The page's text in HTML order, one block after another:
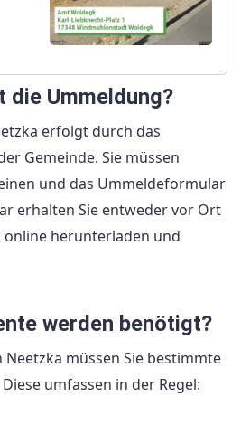
Ummeldung?
erfolgt durch das
Gemeinde. Sie müssen
und das Ummeldeformular
erhalten Sie entweder vor Ort
herunterladen und
werden benötigt?
müssen Sie bestimmte
umfassen in der Regel: